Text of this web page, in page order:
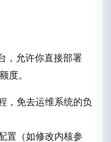
，允许你直接部署
度。
，免去运维系统的负
置（如修改内核参